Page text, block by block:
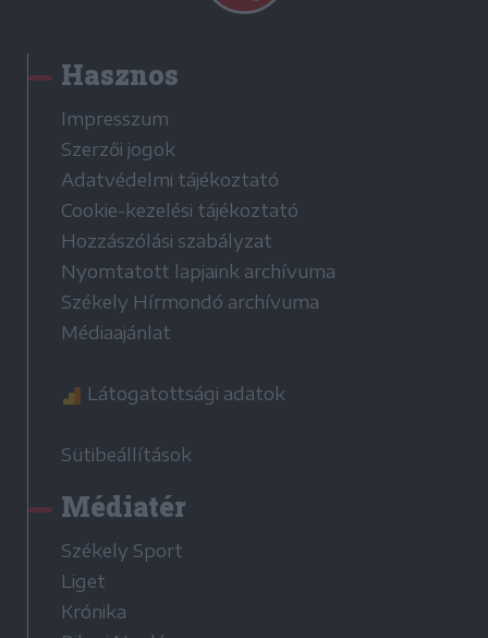
Hasznos
Impresszum
Szerzői jogok
Adatvédelmi tájékoztató
Cookie-kezelési tájékoztató
Hozzászólási szabályzat
Nyomtatott lapjaink archívuma
Székely Hírmondó archívuma
Médiaajánlat
Látogatottsági adatok
Sütibeállítások
Médiatér
Székely Sport
Liget
Krónika